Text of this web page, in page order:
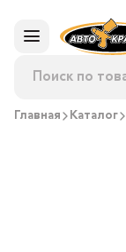
Главная Каталог